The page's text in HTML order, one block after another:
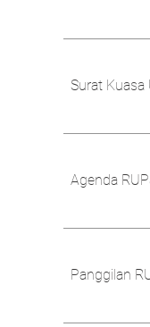
Surat
Agenda
Panggilan